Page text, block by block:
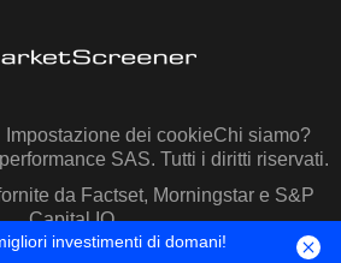
Impostazione dei cookieChi siamo?
SAS. Tutti i diritti riservati.
da Factset, Morningstar e S&P
Capital IQ
investimenti di domani!